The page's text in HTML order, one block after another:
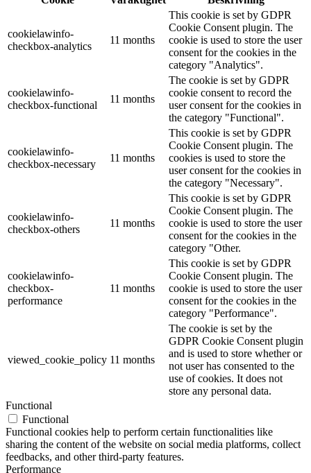
cookielawinfo-
checkbox-analytics
11 months
This cookie is set by GDPR
Cookie Consent plugin. The
cookie is used to store the user
consent for the cookies in the
category "Analytics".
cookielawinfo-
checkbox-functional
11 months
The cookie is set by GDPR
cookie consent to record the
user consent for the cookies in
the category "Functional".
cookielawinfo-
checkbox-necessary
11 months
This cookie is set by GDPR
Cookie Consent plugin. The
cookies is used to store the
user consent for the cookies in
the category "Necessary".
cookielawinfo-
checkbox-others
11 months
This cookie is set by GDPR
Cookie Consent plugin. The
cookie is used to store the user
consent for the cookies in the
category "Other.
cookielawinfo-
checkbox-
performance
11 months
This cookie is set by GDPR
Cookie Consent plugin. The
cookie is used to store the user
consent for the cookies in the
category "Performance".
viewed_cookie_policy 11 months
The cookie is set by the
GDPR Cookie Consent plugin
and is used to store whether or
not user has consented to the
use of cookies. It does not
store any personal data.
Functional
Functional
Functional cookies help to perform certain functionalities like
sharing the content of the website on social media platforms, collect
feedbacks, and other third-party features.
Performance